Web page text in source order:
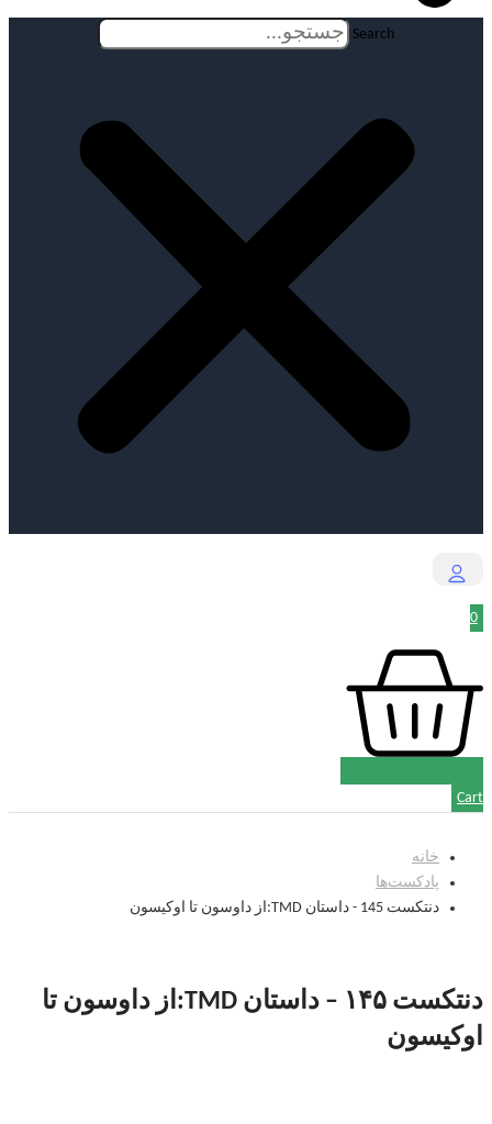
Search
0
Cart
خانه
پادکست‌‌ها
دنتکست 145 - داستان TMD:از داوسون تا اوکیسون
دنتکست ۱۴۵ – داستان TMD:از داوسون تا
اوکیسون